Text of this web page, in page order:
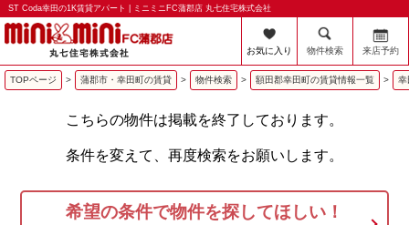
ST Coda幸田の1K賃貸アパート | ミニミニFC蒲郡店 丸七住宅株式会社
お気に入り 物件検索 来店予約
TOPページ > 蒲郡市・幸田町の賃貸 > 物件検索 > 額田郡幸田町の賃貸情報一覧 > 幸
こちらの物件は掲載を終了しております。
条件を変えて、再度検索をお願いします。
希望の条件で物件を探してほしい！